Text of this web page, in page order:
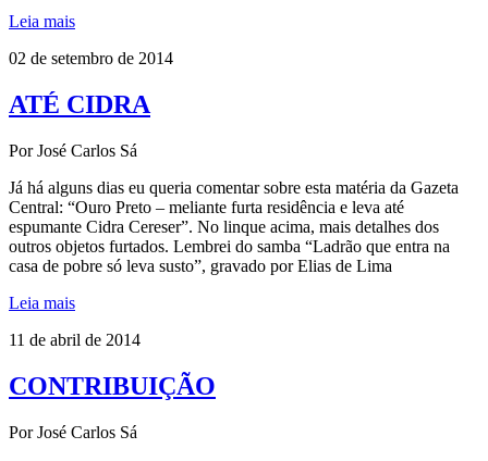
Leia mais
02 de setembro de 2014
ATÉ CIDRA
Por José Carlos Sá
Já há alguns dias eu queria comentar sobre esta matéria da Gazeta
Central: “Ouro Preto – meliante furta residência e leva até
espumante Cidra Cereser”. No linque acima, mais detalhes dos
outros objetos furtados. Lembrei do samba “Ladrão que entra na
casa de pobre só leva susto”, gravado por Elias de Lima
Leia mais
11 de abril de 2014
CONTRIBUIÇÃO
Por José Carlos Sá